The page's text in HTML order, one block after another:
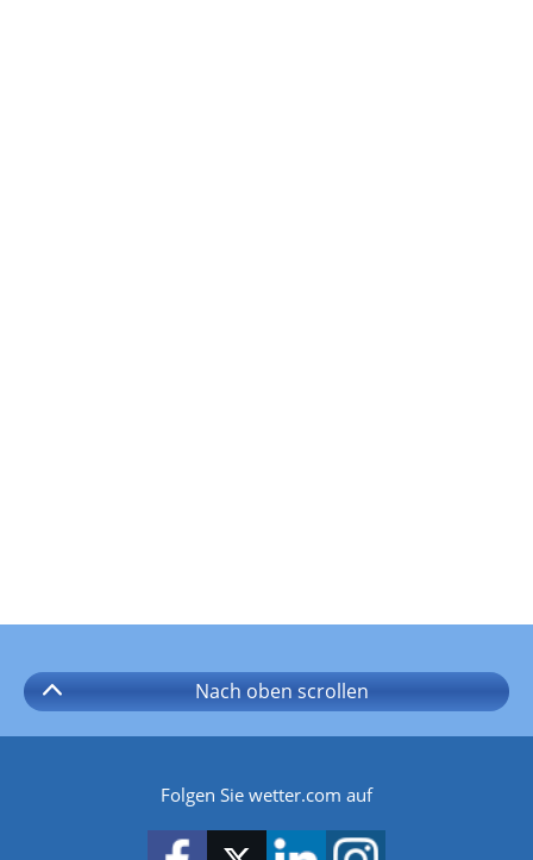
Nach oben scrollen
Folgen Sie wetter.com auf